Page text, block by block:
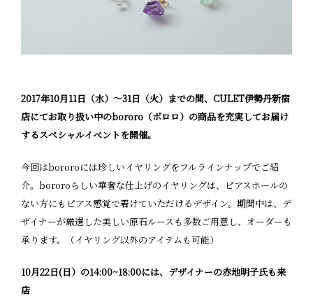
2017年10月11日（水）〜31日（火）までの間、CULET伊勢丹新宿
店にてお取り扱い中のbororo（ボロロ）の商品を充実してお届け
するスペシャルイベントを開催。
今回はbororoには珍しいイヤリングをフルラインナップでご紹
介。bororoらしい華奢な仕上げのイヤリングは、ピアスホールの
ない方にもピアス感覚で着けていただけるデザイン。期間中は、デ
ザイナーが厳選した美しい原石ルースも多数ご用意し、オーダーも
承ります。（イヤリング以外のアイテムも可能）
10月22日(日）の14:00~18:00には、デザイナーの赤地明子氏も来
店